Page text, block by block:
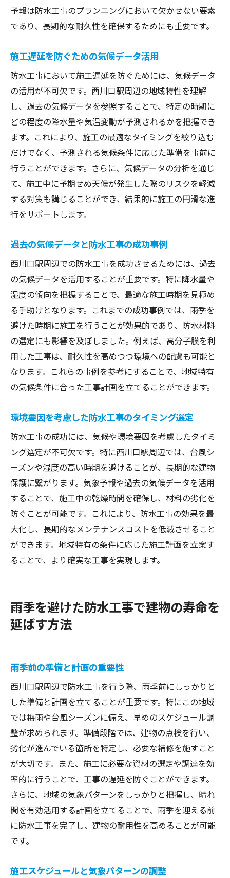
予報は防水工事のプランニングにおいて欠かせない要素
であり、長期的な耐久性を確保するためにも重要です。
施工遅延を防ぐための気候データ活用
防水工事において施工遅延を防ぐためには、気候データ
の活用が不可欠です。西川口駅周辺の地域特性を理解
し、過去の気候データを参照することで、特定の時期に
どの程度の降水量や気温変動が予測されるかを把握でき
ます。これにより、施工の最適なタイミングを絞り込む
だけでなく、予測される気候条件に応じた準備を事前に
行うことができます。さらに、気候データの分析を通じ
て、施工中に予期せぬ天候が発生した際のリスクを軽減
する対策も講じることができ、結果的に施工の円滑な進
行をサポートします。
過去の気候データと防水工事の成功事例
西川口駅周辺での防水工事を成功させるためには、過去
の気候データを活用することが重要です。特に降水量や
湿度の傾向を把握することで、最適な施工時期を見極め
る手助けとなります。これまでの成功事例では、雨季を
避けた時期に施工を行うことが効果的であり、防水材料
の選定にも影響を及ぼしました。例えば、高分子膜を利
用した工事は、耐久性を高めつつ環境への配慮も可能と
なります。これらの事例を参考にすることで、地域特有
の気候条件に合った工事計画を立てることができます。
環境要因を考慮した防水工事のタイミング選定
防水工事の成功には、気候や環境要因を考慮したタイミ
ング選定が不可欠です。特に西川口駅周辺では、台風シ
ーズンや湿度の高い時期を避けることが、長期的な建物
保護に繋がります。気象予報や過去の気候データを活用
することで、施工中の乾燥時間を確保し、材料の劣化を
防ぐことが可能です。これにより、防水工事の効果を最
大化し、長期的なメンテナンスコストを低減させること
ができます。地域特有の条件に応じた施工計画を立案す
ることで、より確実な工事を実現します。
雨季を避けた防水工事で建物の寿命を
延ばす方法
雨季前の準備と計画の重要性
西川口駅周辺で防水工事を行う際、雨季前にしっかりと
した準備と計画を立てることが重要です。特にこの地域
では梅雨や台風シーズンに備え、早めのスケジュール調
整が求められます。準備段階では、建物の点検を行い、
劣化が進んでいる箇所を特定し、必要な補修を施すこと
が大切です。また、施工に必要な資材の選定や調達を効
率的に行うことで、工事の遅延を防ぐことができます。
さらに、地域の気象パターンをしっかりと把握し、晴れ
間を有効活用する計画を立てることで、雨季を迎える前
に防水工事を完了し、建物の耐用性を高めることが可能
です。
施工スケジュールと気象パターンの調整